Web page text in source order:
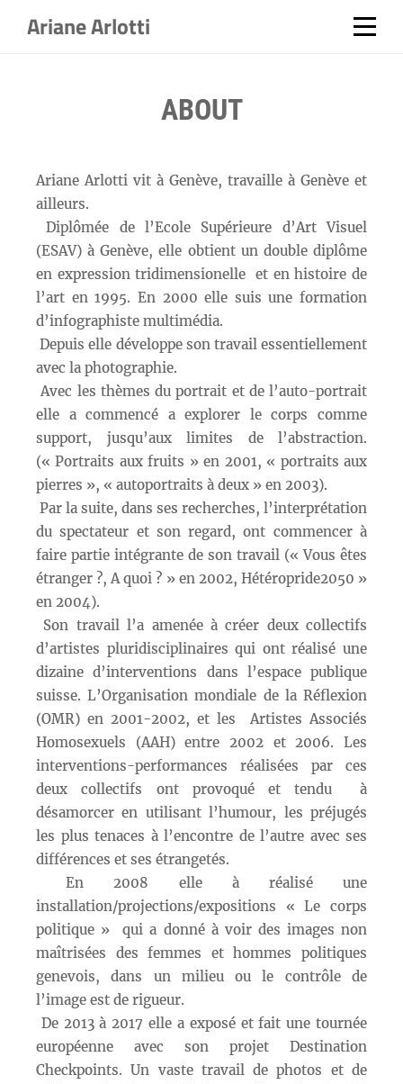
Ariane Arlotti
ABOUT
Ariane Arlotti vit à Genève, travaille à Genève et
ailleurs.
Diplômée de l’Ecole Supérieure d’Art Visuel
(ESAV) à Genève, elle obtient un double diplôme
en expression tridimensionelle et en histoire de
l’art en 1995. En 2000 elle suis une formation
d’infographiste multimédia.
Depuis elle développe son travail essentiellement
avec la photographie.
Avec les thèmes du portrait et de l’auto-portrait
elle a commencé a explorer le corps comme
support, jusqu’aux limites de l’abstraction.
(« Portraits aux fruits » en 2001, « portraits aux
pierres », « autoportraits à deux » en 2003).
Par la suite, dans ses recherches, l’interprétation
du spectateur et son regard, ont commencer à
faire partie intégrante de son travail (« Vous êtes
étranger ?, A quoi ? » en 2002, Hétéropride2050 »
en 2004).
Son travail l’a amenée à créer deux collectifs
d’artistes pluridisciplinaires qui ont réalisé une
dizaine d’interventions dans l’espace publique
suisse. L’Organisation mondiale de la Réflexion
(OMR) en 2001-2002, et les Artistes Associés
Homosexuels (AAH) entre 2002 et 2006. Les
interventions-performances réalisées par ces
deux collectifs ont provoqué et tendu à
désamorcer en utilisant l’humour, les préjugés
les plus tenaces à l’encontre de l’autre avec ses
différences et ses étrangetés.
En 2008 elle à réalisé une
installation/projections/expositions « Le corps
politique » qui a donné à voir des images non
maîtrisées des femmes et hommes politiques
genevois, dans un milieu ou le contrôle de
l’image est de rigueur.
De 2013 à 2017 elle a exposé et fait une tournée
européenne avec son projet Destination
Checkpoints. Un vaste travail de photos et de